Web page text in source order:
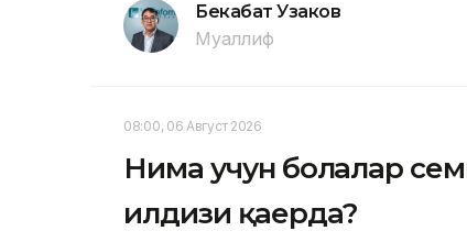
Бекабат Узаков
Муаллиф
08:00, 06 Август 2026
Нима учун болалар
илдизи қаерда?